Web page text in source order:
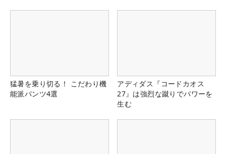
猛暑を乗り切る！ こだわり機
能派パンツ4選
アディダス『コードカオス
27』は強烈な蹴りでパワーを
生む